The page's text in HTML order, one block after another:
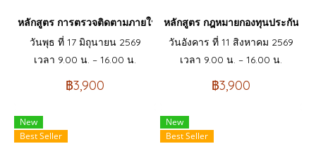
หลักสูตร การตรวจติดตามภายใน INTERNAL AUDIT ISO9001:2015
วันพุธ ที่ 17 มิถุนายน 2569
เวลา 9.00 น. – 16.00 น.
฿3,900
หลักสูตร กฎหมายกองทุนประกันสัง
วันอังคาร ที่ 11 สิงหาคม 2569
เวลา 9.00 น. – 16.00 น.
฿3,900
New
Best Seller
New
Best Seller